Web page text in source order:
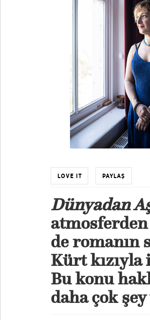
LOVE IT PAYLAŞ
Dünyadan
de romanın
Kürt
Bu konu
daha çok